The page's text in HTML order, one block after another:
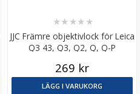
JJC Främre objektivlock för Leica
Q3 43, Q3, Q2, Q, Q-P
★★ ★★ ★
269 kr
LÄGG I VARUKORG